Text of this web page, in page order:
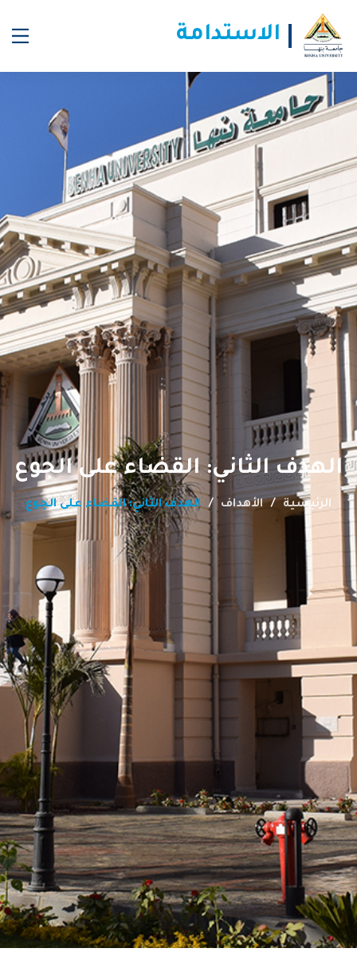
الاستدامة
الهدف الثاني: القضاء على الجوع
الرئيسية اﻷهداف الهدف الثاني: القضاء على الجوع